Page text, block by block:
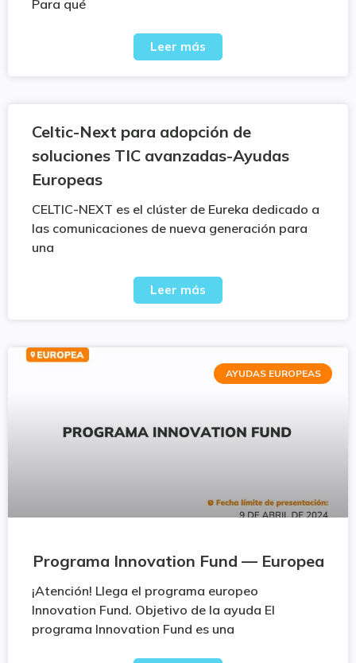
Para qué
Leer más
Celtic-Next para adopción de
soluciones TIC avanzadas-Ayudas
Europeas
CELTIC-NEXT es el clúster de Eureka dedicado a
las comunicaciones de nueva generación para
una
Leer más
AYUDAS EUROPEAS
Programa Innovation Fund — Europea
¡Atención! Llega el programa europeo
Innovation Fund. Objetivo de la ayuda El
programa Innovation Fund es una